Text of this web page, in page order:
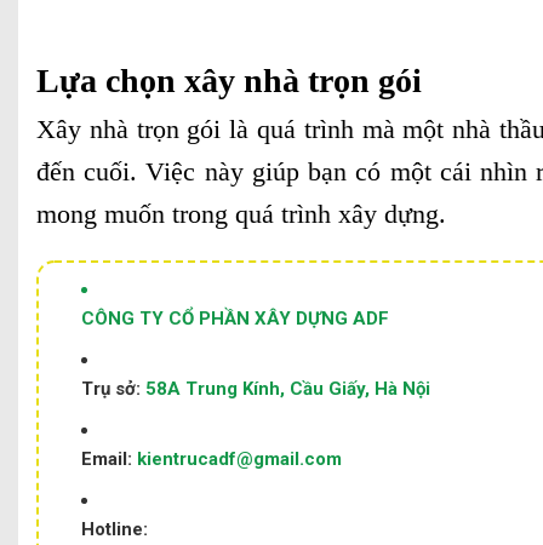
Lựa chọn xây nhà trọn gói
Xây nhà trọn gói là quá trình mà một nhà
đến cuối. Việc này giúp bạn có một cái
mong muốn trong quá trình xây dựng.
CÔNG TY CỔ PHẦN XÂY DỰNG ADF
Trụ sở: 58A Trung Kính, Cầu Giấy, Hà Nội
Email: kientrucadf@gmail.com
Hotline: